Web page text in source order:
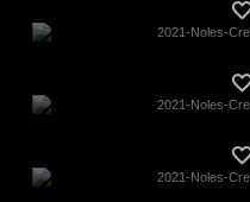
2021-Noles-
2021-Noles-
2021-Noles-